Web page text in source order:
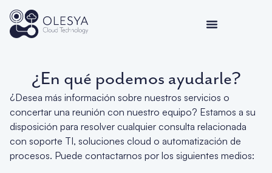
¿En qué podemos ayudarle?
¿Desea más información sobre nuestros servicios o
concertar una reunión con nuestro equipo? Estamos a su
disposición para resolver cualquier consulta relacionada
con soporte TI, soluciones cloud o automatización de
procesos. Puede contactarnos por los siguientes medios: